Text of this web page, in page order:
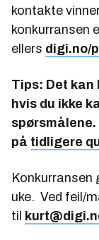
kontakte
konkurransen
ellers digi.no/
Tips: Det kan
hvis du ikke
på tidligere
Konkurransen
uke. Ved feil/
til